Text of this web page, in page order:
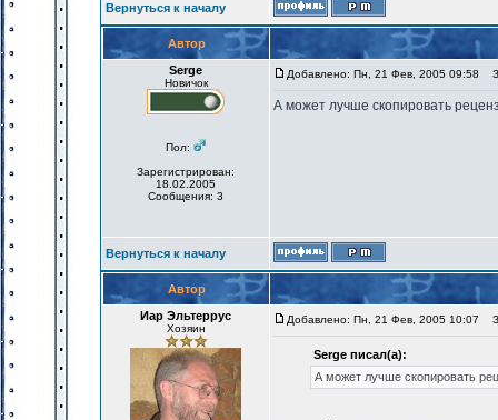
Вернуться к началу
Автор
Serge
Новичок
Пол:
Зарегистрирован:
18.02.2005
Сообщения: 3
Добавлено: Пн, 21 Фев, 2005 09:58
А может лучше скопировать
Вернуться к началу
Автор
Иар Эльтеррус
Хозяин
Добавлено: Пн, 21 Фев, 2005 10:07
Serge писал(а):
А может лучше скопировать